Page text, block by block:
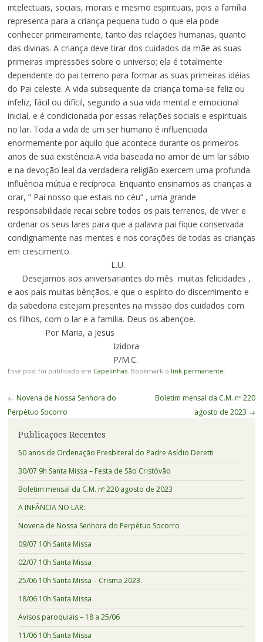
intelectuais, sociais, morais e mesmo espirituais, pois a família
representa para a criança pequena tudo o que ela pode
conhecer primeiramente, tanto das relações humanas, quanto
das divinas. A criança deve tirar dos cuidados da mãe as suas
primeiras impressões sobre o universo; ela é totalmente
dependente do pai terreno para formar as suas primeiras idéias
do Pai celeste. A vida subsequente da criança torna-se feliz ou
infeliz, fácil ou difícil, segundo a sua vida mental e emocional
inicial, e é condicionada por essas relações sociais e espirituais
no lar. Toda a vida de um ser humano é influenciada
enormemente por aquilo que acontece durante os primeiros
anos de sua existência.A vida baseada no amor de um lar sábio
e na devoção leal da verdadeira religião exercem uma profunda
influência mútua e recíproca. Enquanto ensinamos as crianças a
orar, ” Pai nosso que estais no céu” , uma grande
responsabilidade recai sobre todos os pais terrenos, de viver e
ordenar os seus lares para que a palavra pai fique conservada
condignamente nas mentes e nos corações de todas as crianças
em crescimento.
L.U.
Desejamos aos aniversariantes do mês muitas felicidades ,
e aos pais muitas bênçãos, e que o espírito do discernimento e
da sabedoria estejam presentes na missão dos cuidados com
os filhos, com o lar e a família. Deus os abençoe.
Por Maria, a Jesus
Izidora
P/M.C.
Esse post foi publicado em Capelinhas. Bookmark o link permanente
Navegação
de
← Novena de Nossa Senhora do
Perpétuo Socorro
Boletim mensal da C.M. nº 220
agosto de 2023 →
Publicações Recentes
50 anos de Ordenação Presbiteral do Padre Asídio Deretti
30/07 9h Santa Missa – Festa de São Cristóvão
Boletim mensal da C.M. nº 220 agosto de 2023
A INFÂNCIA NO LAR:
Novena de Nossa Senhora do Perpétuo Socorro
09/07 10h Santa Missa
02/07 10h Santa Missa
25/06 10h Santa Missa – Crisma 2023.
18/06 10h Santa Missa
Avisos paroquiais – 18 a 25/06
11/06 10h Santa Missa